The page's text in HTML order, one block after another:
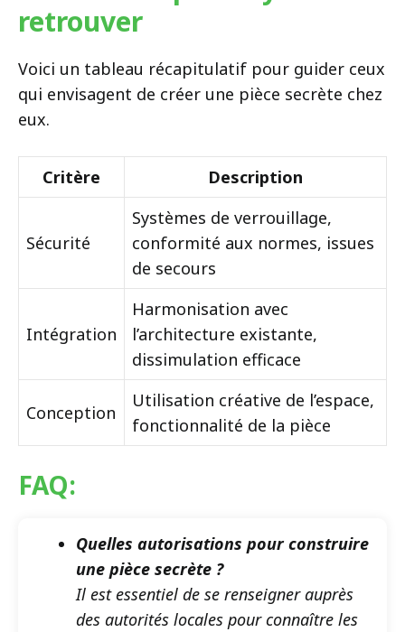
retrouver
Voici un tableau récapitulatif pour guider ceux
qui envisagent de créer une pièce secrète chez
eux.
Critère Description
Sécurité
Systèmes de verrouillage,
conformité aux normes, issues
de secours
Intégration
Harmonisation avec
l’architecture existante,
dissimulation efficace
Conception
Utilisation créative de l’espace,
fonctionnalité de la pièce
FAQ:
Quelles autorisations pour construire
une pièce secrète ?
Il est essentiel de se renseigner auprès
des autorités locales pour connaître les